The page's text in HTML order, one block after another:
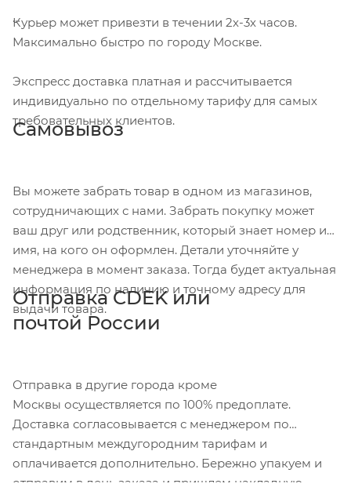
Курьер может привезти в течении 2х-3х часов.
Максимально быстро по городу Москве.
Экспресс доставка платная и рассчитывается
индивидуально по отдельному тарифу для самых
требовательных клиентов.
Самовывоз
Вы можете забрать товар в одном из магазинов,
сотрудничающих с нами. Забрать покупку может
ваш друг или родственник, который знает номер и
имя, на кого он оформлен. Детали уточняйте у
менеджера в момент заказа. Тогда будет актуальная
информация по наличию и точному адресу для
выдачи товара.
Отправка CDEK или
почтой России
Отправка в другие города кроме
Москвы осуществляется по 100% предоплате.
Доставка согласовывается с менеджером по
стандартным междугородним тарифам и
оплачивается дополнительно. Бережно упакуем и
отправим в день заказа и пришлем накладную.